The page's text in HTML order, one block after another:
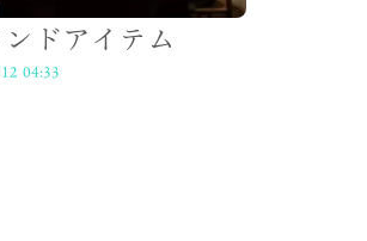
ドアイテム
04:33